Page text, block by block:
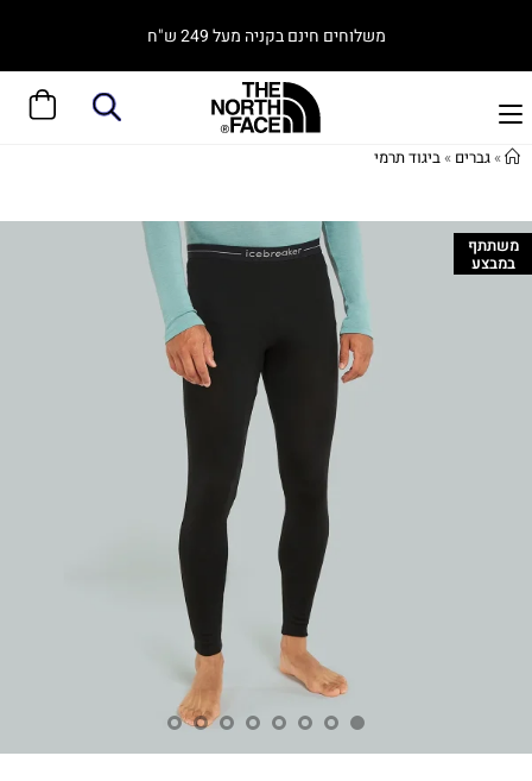
משלוחים חינם בקניה מעל 249 ש"ח
»גברים »ביגוד תרמי
משתתף
במבצע